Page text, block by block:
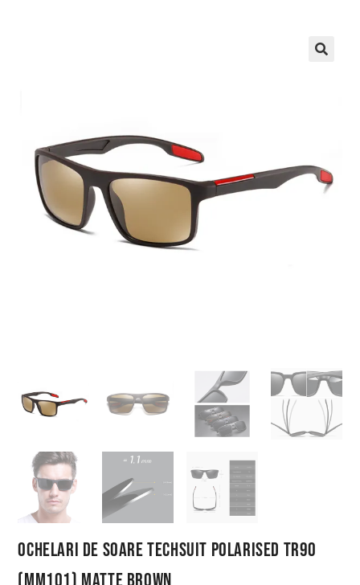
Ochelari de Soare Techsuit Polarised TR90
(MM101) Matte Brown